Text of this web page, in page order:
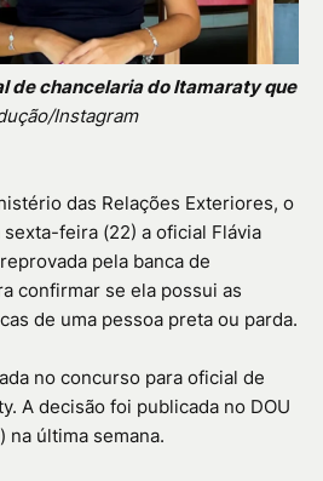
de chancelaria do Itamaraty que
Instagram
das Relações Exteriores, o
feira (22) a oficial Flávia
pela banca de
confirmar se ela possui as
de uma pessoa preta ou parda.
no concurso para oficial de
A decisão foi publicada no DOU
na última semana.